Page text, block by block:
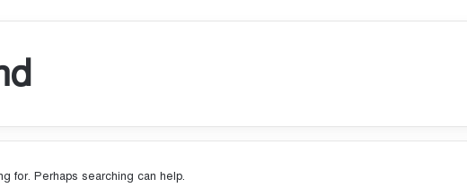
for. Perhaps searching can help.